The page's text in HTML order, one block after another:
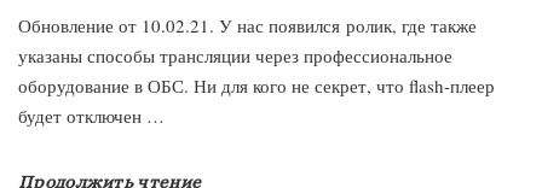
Обновление от 10.02.21. У нас появился ролик, где также
указаны способы трансляции через профессиональное
оборудование в ОБС. Ни для кого не секрет, что flash-плеер
будет отключен …
Продолжить чтение